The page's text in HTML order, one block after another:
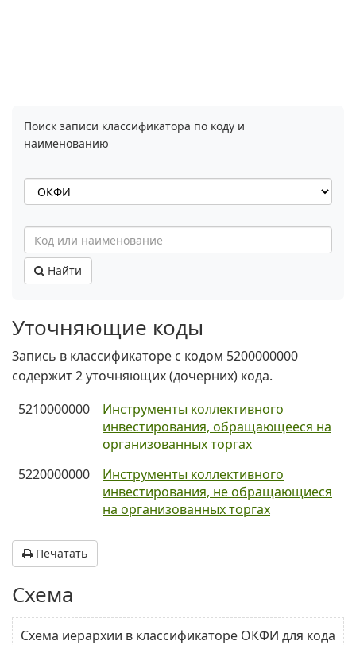
Поиск записи классификатора по коду и
наименованию
Найти
Уточняющие коды
Запись в классификаторе с кодом 5200000000
содержит 2 уточняющих (дочерних) кода.
5210000000
Инструменты коллективного
инвестирования, обращающееся на
организованных торгах
5220000000
Инструменты коллективного
инвестирования, не обращающиеся
на организованных торгах
Печатать
Схема
Схема иерархии в классификаторе ОКФИ для кода